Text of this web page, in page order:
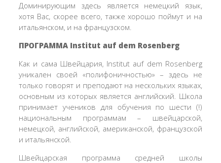
Доминирующим здесь является немецкий язык,
хотя Вас, скорее всего, также хорошо поймут и на
итальянском, и на французском.
ПРОГРАММА Institut auf dem Rosenberg
Как и сама Швейцария, Institut auf dem Rosenberg
уникален своей «полифоничностью» – здесь не
только говорят и преподают на нескольких языках,
основным из которых является английский. Школа
принимает учеников для обучения по шести (!)
национальным программам – швейцарской,
немецкой, английской, американской, французской
и итальянской.
Швейцарская программа средней школы